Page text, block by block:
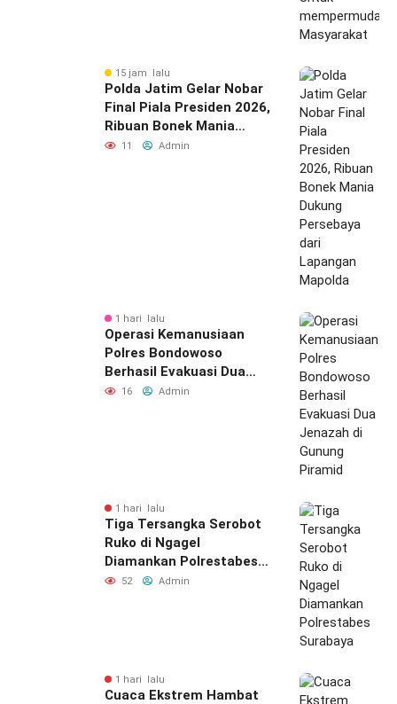
15 jam lalu
Polda Jatim Gelar Nobar
Final Piala Presiden 2026,
Ribuan Bonek Mania
Dukung Persebaya dari
11 Admin
1 hari lalu
Operasi Kemanusiaan
Polres Bondowoso
Berhasil Evakuasi Dua
Jenazah di Gunung
16 Admin
1 hari lalu
Tiga Tersangka Serobot
Ruko di Ngagel
Diamankan Polrestabes
Surabaya
52 Admin
1 hari lalu
Cuaca Ekstrem Hambat